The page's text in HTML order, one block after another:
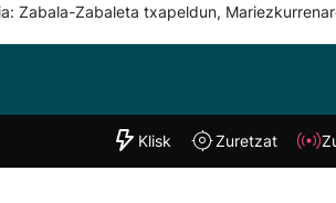
Zabala-Zabaleta txapeldun,
"Helmuga"
Klisk
Klisk Zuretzat